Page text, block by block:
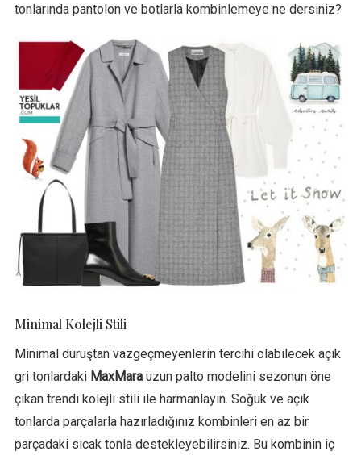
tonlarında pantolon ve botlarla kombinlemeye ne dersiniz?
Minimal Kolejli Stili
Minimal duruştan vazgeçmeyenlerin tercihi olabilecek açık
gri tonlardaki MaxMarauzun palto modelini sezonun öne
çıkan trendi kolejli stili ile harmanlayın. Soğuk ve açık
tonlarda parçalarla hazırladığınız kombinleri en az bir
parçadaki sıcak tonla destekleyebilirsiniz. Bu kombinin iç